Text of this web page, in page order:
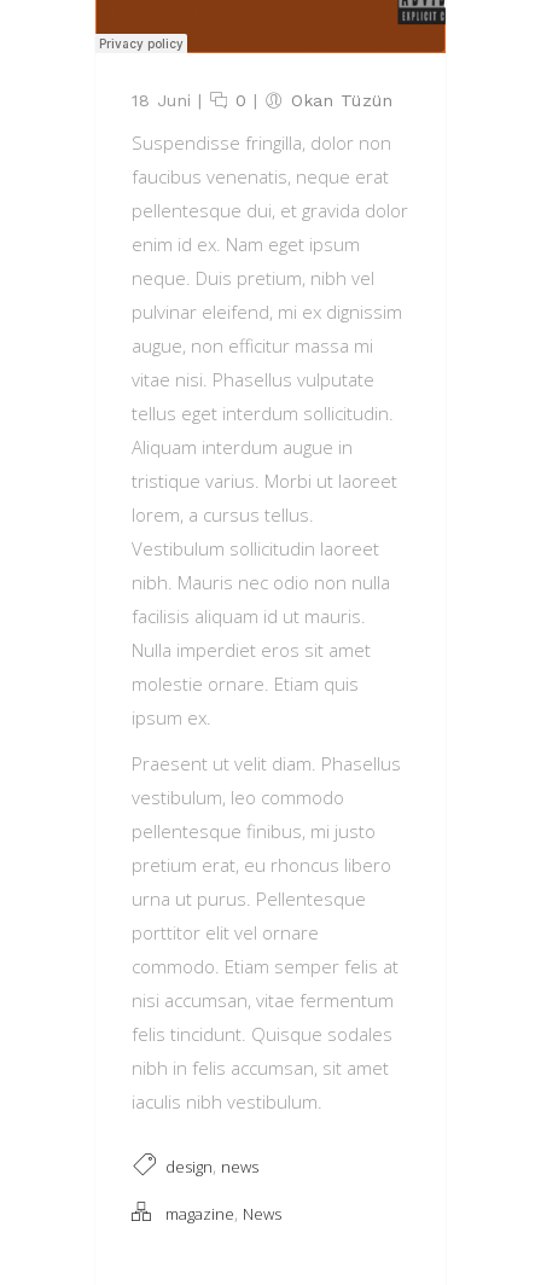
18 Juni | 0 | Okan Tüzün
Suspendisse fringilla, dolor non
faucibus venenatis, neque erat
pellentesque dui, et gravida dolor
enim id ex. Nam eget ipsum
neque. Duis pretium, nibh vel
pulvinar eleifend, mi ex dignissim
augue, non efficitur massa mi
vitae nisi. Phasellus vulputate
tellus eget interdum sollicitudin.
Aliquam interdum augue in
tristique varius. Morbi ut laoreet
lorem, a cursus tellus.
Vestibulum sollicitudin laoreet
nibh. Mauris nec odio non nulla
facilisis aliquam id ut mauris.
Nulla imperdiet eros sit amet
molestie ornare. Etiam quis
ipsum ex.
Praesent ut velit diam. Phasellus
vestibulum, leo commodo
pellentesque finibus, mi justo
pretium erat, eu rhoncus libero
urna ut purus. Pellentesque
porttitor elit vel ornare
commodo. Etiam semper felis at
nisi accumsan, vitae fermentum
felis tincidunt. Quisque sodales
nibh in felis accumsan, sit amet
iaculis nibh vestibulum.
design, news
magazine, News